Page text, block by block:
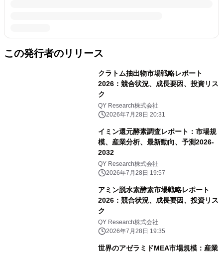
この発行者のリリース
クラトム抽出物市場戦略レポート
2026：競合状況、成長要因、投資リス
ク
QY Research株式会社
2026年7月28日 20:31
イミン還元酵素調査レポート：市場規
模、産業分析、最新動向、予測2026-
2032
QY Research株式会社
2026年7月28日 19:57
アミン脱水素酵素市場戦略レポート
2026：競合状況、成長要因、投資リス
ク
QY Research株式会社
2026年7月28日 19:35
世界のアゼラミドMEA市場規模：産業